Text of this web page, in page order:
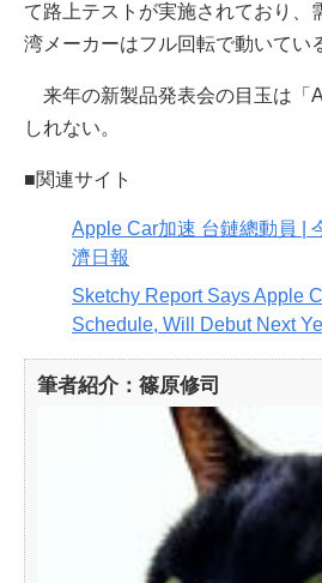
て路上テストが実施されており、
湾メーカーはフル回転で動いてい
来年の新製品発表会の目玉は「
しれない。
■関連サイト
Apple Car加速 台鏈總動員 |
濟日報
Sketchy Report Says Apple
Schedule, Will Debut Next
筆者紹介：篠原修司